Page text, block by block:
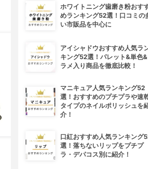
ホワイトニング歯磨き粉おす
めランキング52選！口コミの
い市販品を中心に
アイシャドウおすすめ人気ラ
キング52選！パレット&単色&
ラメ入り商品を徹底比較！
マニキュア人気ランキング52
選！おすすめのプチプラや速
タイプのネイルポリッシュを
介！
口紅おすすめ人気ランキング
選！落ちないリップをプチプ
ラ・デパコス別に紹介！